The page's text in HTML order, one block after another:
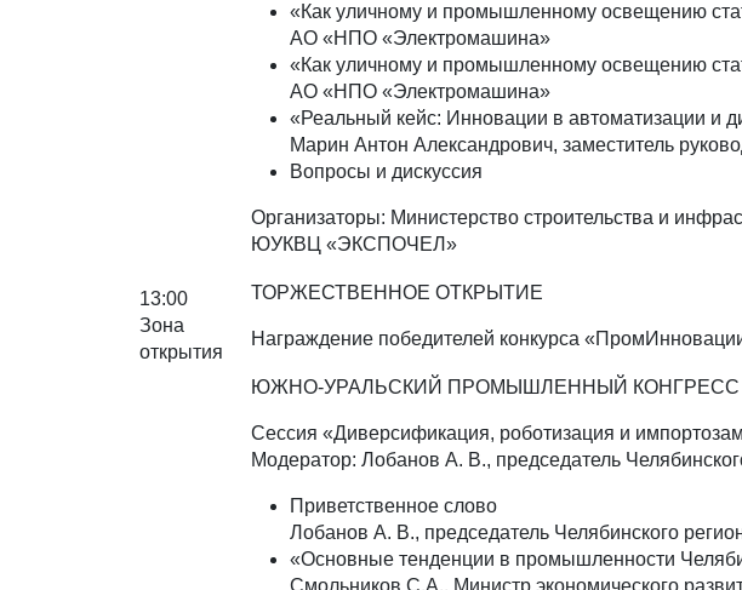
«Как уличному и промышленному освещению
АО «НПО «Электромашина»
«Как уличному и промышленному освещению
АО «НПО «Электромашина»
«Реальный кейс: Инновации в автоматизации и
Марин Антон Александрович, заместитель
Вопросы и дискуссия
Организаторы: Министерство строительства и
ЮУКВЦ «ЭКСПОЧЕЛ»
13:00
Зона
открытия
ТОРЖЕСТВЕННОЕ ОТКРЫТИЕ
Награждение победителей конкурса
ЮЖНО-УРАЛЬСКИЙ ПРОМЫШЛЕННЫЙ КОНГРЕСС
Сессия «Диверсификация, роботизация и
Модератор: Лобанов А. В., председатель
Приветственное слово
Лобанов А. В., председатель Челябинского
«Основные тенденции в промышленности
Смольников С.А., Министр экономического